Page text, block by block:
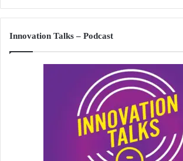
Innovation Talks – Podcast